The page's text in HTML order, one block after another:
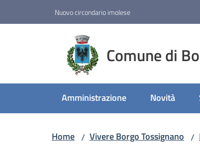
Nuovo circondario imolese
Comune di
Amministrazione Novità
Home / Vivere Borgo Tossignano /